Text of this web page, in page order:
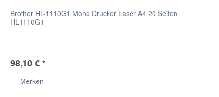
Brother HL-1110G1 Mono Drucker Laser A4 20 Seiten
HL1110G1
98,10 € *
Merken